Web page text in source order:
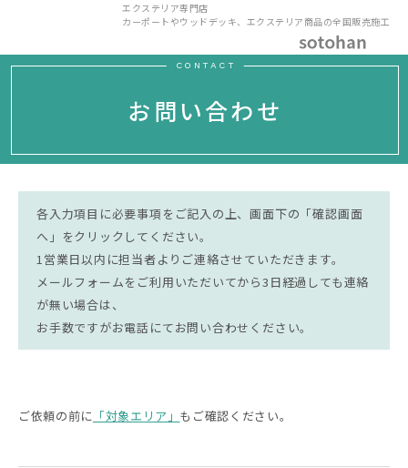
エクステリア専門店
カーポートやウッドデッキ、エクステリア商品の全国販売施工
CONTACT
お問い合わせ
各入力項目に必要事項をご記入の上、画面下の「確認画面
へ」をクリックしてください。
1営業日以内に担当者よりご連絡させていただきます。
メールフォームをご利用いただいてから3日経過しても連絡
が無い場合は、
お手数ですがお電話にてお問い合わせください。
ご依頼の前に 「対象エリア」 もご確認ください。